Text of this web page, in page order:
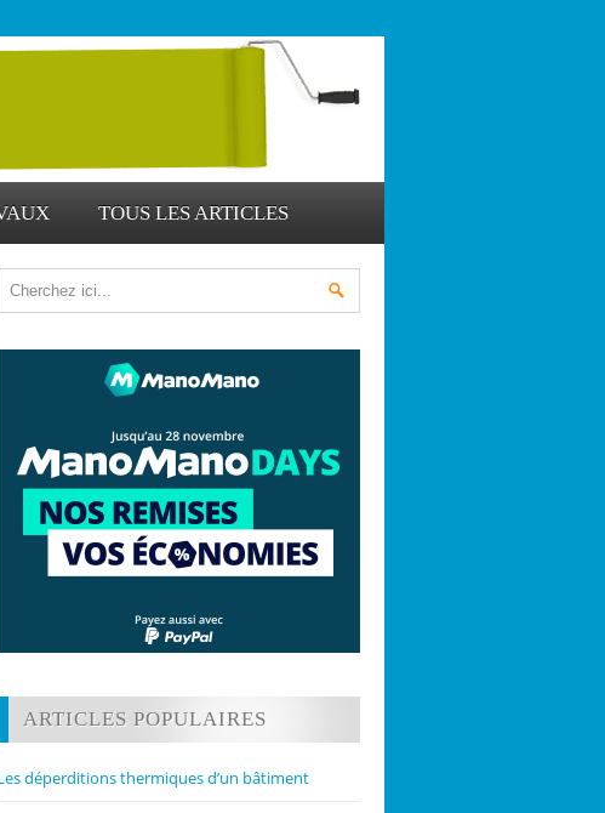
TOUS LES ARTICLES
ARTICLES POPULAIRES
déperditions thermiques d’un bâtiment